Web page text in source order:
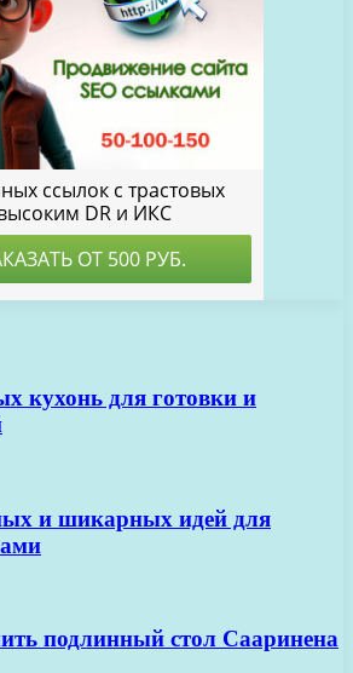
кухонь для готовки и
и шикарных идей для
подлинный стол Сааринена